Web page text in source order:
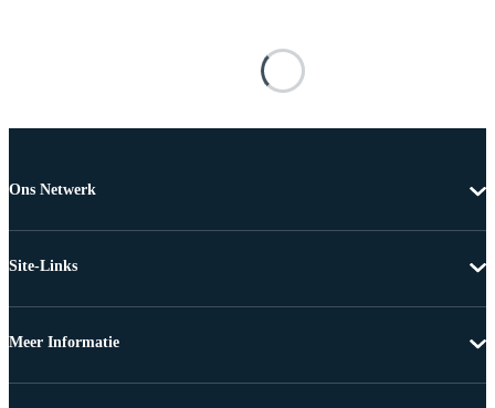
Ons Netwerk
Site-Links
Meer Informatie